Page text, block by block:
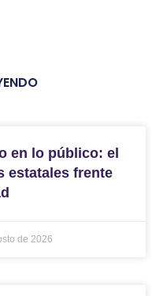
en lo público: el
estatales frente
de 2026